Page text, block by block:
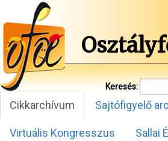
Keresés:
Cikkarchívum Sajtófigyelő
Virtuális Kongresszus Sallai